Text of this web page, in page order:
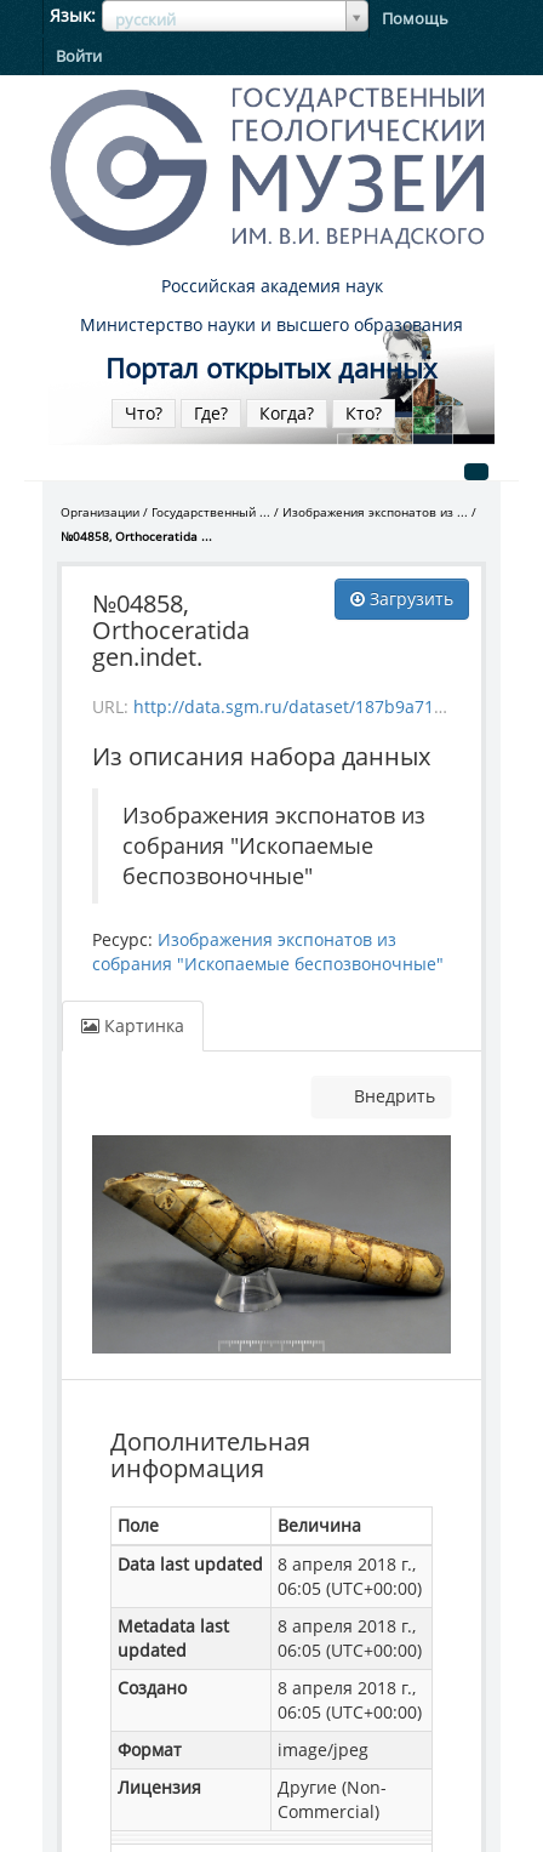
Язык русский
ЯзыкЯзык
Помощь
Войти
Российская академия наук
Министерство науки и высшего образования
Портал открытых данных
Что? Где? Когда? Кто?
Организации Государственный ...
Изображения экспонатов из ...
№04858, Orthoceratida ...
Загрузить
№04858,
Orthoceratida
gen.indet.
URL: http://data.sgm.ru/dataset/187b9a71-4c85-43ec-99fe-080bdf792007/resource/552c6fa8-aef3-4e95-b418-068d045bb8d7/download/invertebrate_4858.jpg
Из описания набора данных
Изображения экспонатов из
собрания "Ископаемые
беспозвоночные"
Ресурс: Изображения экспонатов из
собрания "Ископаемые беспозвоночные"
Картинка
Внедрить
Дополнительная
информация
Поле
Величина
Data last updated
8 апреля 2018 г.,
06:05 (UTC+00:00)
Metadata last
updated
8 апреля 2018 г.,
06:05 (UTC+00:00)
Создано
8 апреля 2018 г.,
06:05 (UTC+00:00)
Формат
image/jpeg
Лицензия
Другие (Non-
Commercial)